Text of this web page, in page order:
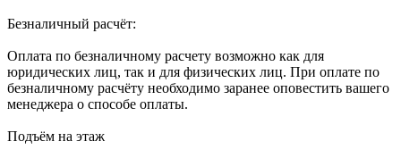
Безналичный расчёт:
Оплата по безналичному расчету возможно как для
юридических лиц, так и для физических лиц. При оплате по
безналичному расчёту необходимо заранее оповестить вашего
менеджера о способе оплаты.
Подъём на этаж